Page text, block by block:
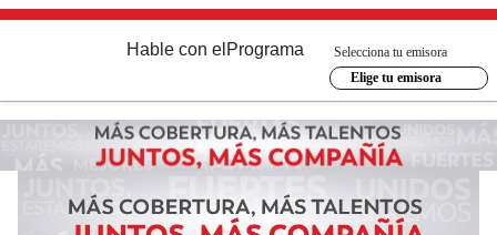
Hable con el Programa
Selecciona tu emisora
Elige tu emisora